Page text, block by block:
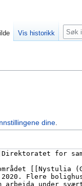
dine
Vis historikk Søk